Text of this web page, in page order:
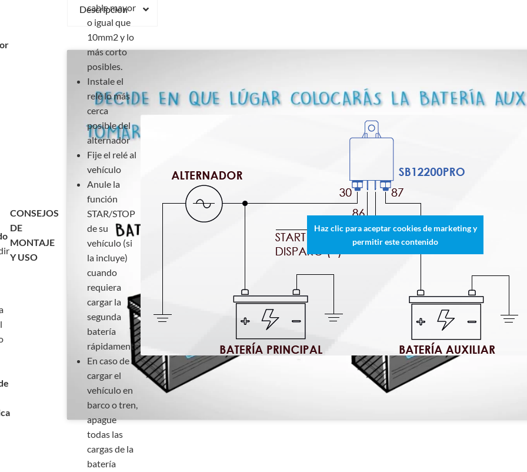
Descripción
CONSEJOS
DE
MONTAJE
Y USO
cable mayor
o igual que
10mm2 y lo
más corto
posibles.
Instale el
relé lo más
cerca
posible del
alternador
Fije el relé al
vehículo
Anule la
función
STAR/STOP
de su
vehículo (si
la incluye)
cuando
requiera
cargar la
segunda
batería
rápidamente
En caso de
cargar el
vehículo en
barco o tren,
apague
todas las
cargas de la
batería
Haz clic para aceptar cookies de marketing y
permitir este contenido